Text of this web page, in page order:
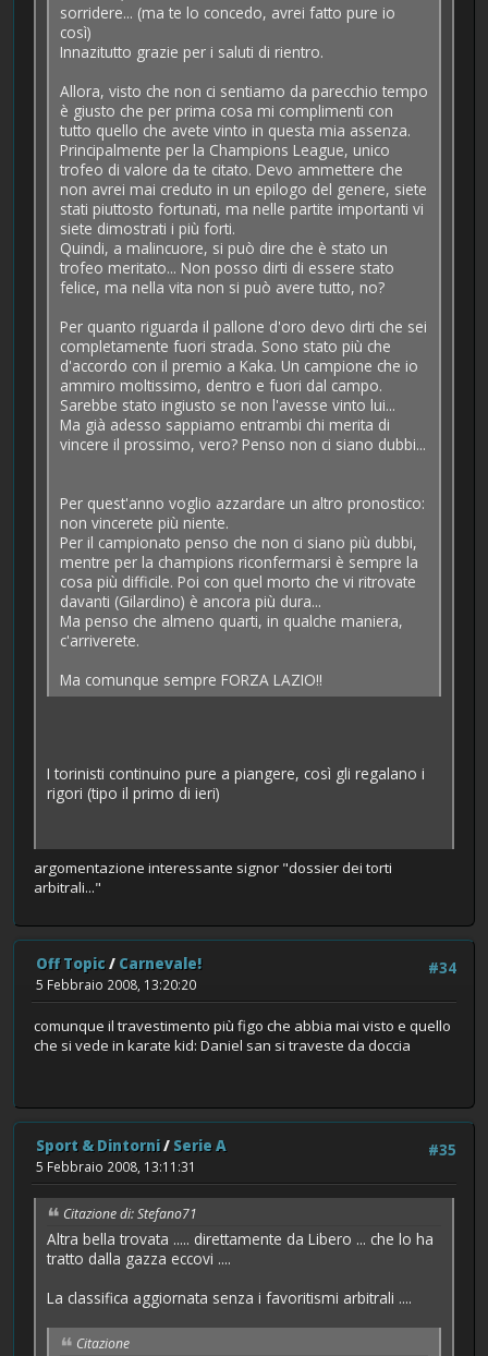
sorridere... (ma te lo concedo, avrei fatto pure io
così)
Innazitutto grazie per i saluti di rientro.
Allora, visto che non ci sentiamo da parecchio tempo
è giusto che per prima cosa mi complimenti con
tutto quello che avete vinto in questa mia assenza.
Principalmente per la Champions League, unico
trofeo di valore da te citato. Devo ammettere che
non avrei mai creduto in un epilogo del genere, siete
stati piuttosto fortunati, ma nelle partite importanti vi
siete dimostrati i più forti.
Quindi, a malincuore, si può dire che è stato un
trofeo meritato... Non posso dirti di essere stato
felice, ma nella vita non si può avere tutto, no?
Per quanto riguarda il pallone d'oro devo dirti che sei
completamente fuori strada. Sono stato più che
d'accordo con il premio a Kaka. Un campione che io
ammiro moltissimo, dentro e fuori dal campo.
Sarebbe stato ingiusto se non l'avesse vinto lui...
Ma già adesso sappiamo entrambi chi merita di
vincere il prossimo, vero? Penso non ci siano dubbi...
Per quest'anno voglio azzardare un altro pronostico:
non vincerete più niente.
Per il campionato penso che non ci siano più dubbi,
mentre per la champions riconfermarsi è sempre la
cosa più difficile. Poi con quel morto che vi ritrovate
davanti (Gilardino) è ancora più dura...
Ma penso che almeno quarti, in qualche maniera,
c'arriverete.
Ma comunque sempre FORZA LAZIO!!
I torinisti continuino pure a piangere, così gli regalano i
rigori (tipo il primo di ieri)
argomentazione interessante signor "dossier dei torti
arbitrali..."
#34
Off Topic/ Carnevale!
5 Febbraio 2008, 13:20:20
comunque il travestimento più figo che abbia mai visto e quello
che si vede in karate kid: Daniel san si traveste da doccia
#35
Sport & Dintorni/ Serie A
5 Febbraio 2008, 13:11:31
Citazione di: Stefano71
Altra bella trovata ..... direttamente da Libero ... che lo ha
tratto dalla gazza eccovi ....
La classifica aggiornata senza i favoritismi arbitrali ....
Citazione